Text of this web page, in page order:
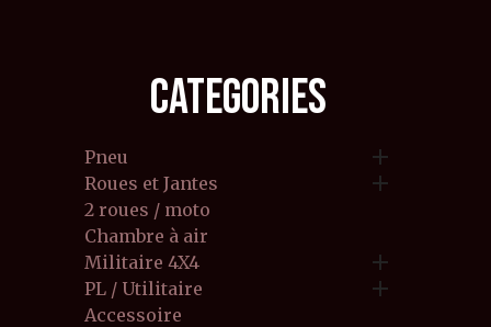
CATEGORIES
Pneu 
Roues et Jantes 
2 roues / moto
Chambre à air
Militaire 4X4

PL / Utilitaire 
Accessoire